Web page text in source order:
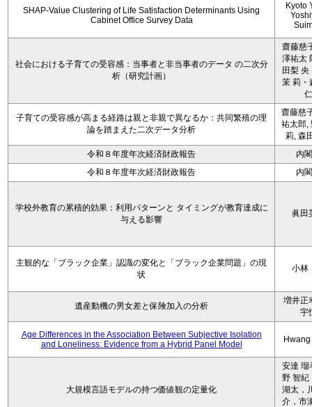
SHAP-Value Clustering of Life Satisfaction Determinants Using
Cabinet Office Survey Data
Kyoto
社会における子育ての受容感：当事者と非当事者のデータ の二次分
析（研究計画）
齋藤慈
澤祐太
田梨 央
茉 莉・
仁
子育ての受容感が高まる経路は親と非親で異なるか：共同繁殖の理
論を踏まえた二次データ分析
齋藤慈
祐太郎,
莉, 森
令和８年度年次経済財政報告
内
令和８年度年次経済財政報告
内
学校外教育の累積的効果：利用パターンと タイミングが教育達成に
与える影響
眞田
主観的な「ブラック企業」認識の変化と「ブラック企業問題」の現
状
小
遺産動機の男女差と保険加入の分析
増井正
宇
Age Differences in the Association Between Subjective Isolation
and Loneliness: Evidence from a Hybrid Panel Model
大規模言語モデルの持つ価値観の定量化
安達 瑠
野 智紀
湖太，
介，市